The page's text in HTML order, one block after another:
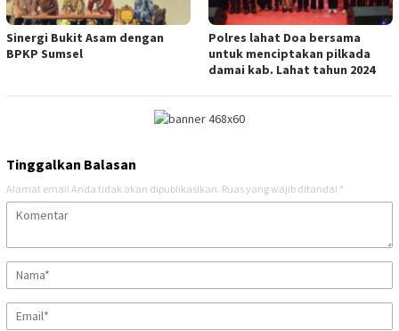
Sinergi Bukit Asam dengan
BPKP Sumsel
Polres lahat Doa bersama
untuk menciptakan pilkada
damai kab. Lahat tahun 2024
Tinggalkan Balasan
Alamat email Anda tidak akan dipublikasikan. Ruas yang wajib ditandai *